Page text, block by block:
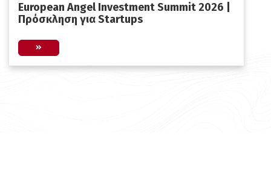
European Angel Investment Summit 2026 |
Πρόσκληση για Startups